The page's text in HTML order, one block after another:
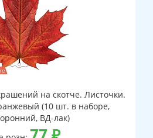
на скотче. Листочки.
(10 шт. в наборе,
ВД-лак)